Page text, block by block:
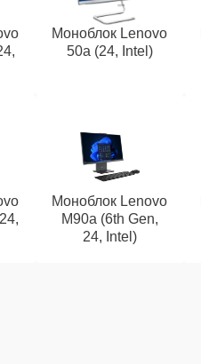
Моноблок Lenovo
50a (24, Intel)
Моноблок Lenovo
M90a (6th Gen,
24, Intel)